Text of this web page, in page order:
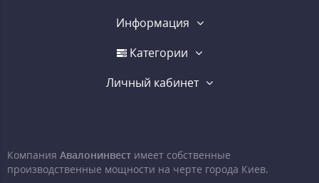
Информация
Категории
Личный кабинет
Компания Авалонинвест имеет собственные
производственные мощности на черте города Киев.